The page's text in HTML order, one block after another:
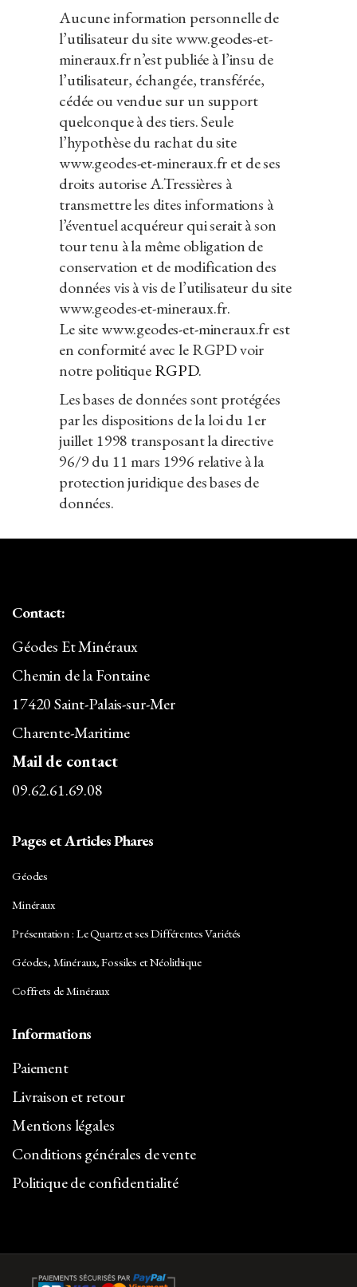
Aucune information personnelle de
l’utilisateur du site www.geodes-et-
mineraux.fr n’est publiée à l’insu de
l’utilisateur, échangée, transférée,
cédée ou vendue sur un support
quelconque à des tiers. Seule
l’hypothèse du rachat du site
www.geodes-et-mineraux.fr et de ses
droits autorise A.Tressières à
transmettre les dites informations à
l’éventuel acquéreur qui serait à son
tour tenu à la même obligation de
conservation et de modification des
données vis à vis de l’utilisateur du site
www.geodes-et-mineraux.fr.
Le site www.geodes-et-mineraux.fr est
en conformité avec le RGPD voir
notre politiqueRGPD.
Les bases de données sont protégées
par les dispositions de la loi du 1er
juillet 1998 transposant la directive
96/9 du 11 mars 1996 relative à la
protection juridique des bases de
données.
Contact:
Géodes Et Minéraux
Chemin de la Fontaine
17420 Saint-Palais-sur-Mer
Charente-Maritime
Mail de contact
09.62.61.69.08
Pages et Articles Phares
Géodes
Minéraux
Présentation : Le Quartz et ses Différentes Variétés
Géodes, Minéraux, Fossiles et Néolithique
Coffrets de Minéraux
Informations
Paiement
Livraison et retour
Mentions légales
Conditions générales de vente
Politique de confidentialité